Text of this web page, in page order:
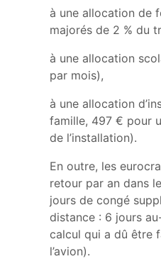
à une allocation de
majorés de 2 % du
à une allocation
par mois),
à une allocation
famille, 497 € pour
de l’installation).
En outre, les
retour par an dans
jours de congé
distance : 6 jours
calcul qui a dû être
l’avion).